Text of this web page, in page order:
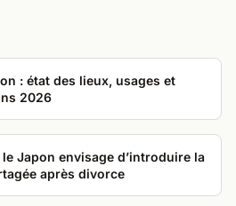
: état des lieux, usages et
2026
Japon envisage d’introduire la
après divorce